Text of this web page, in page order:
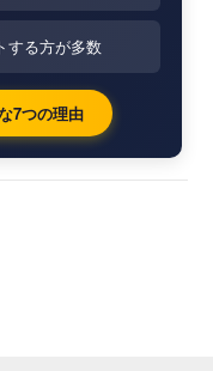
する方が多数
7つの理由